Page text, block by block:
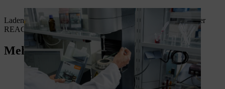
Laden Sie sich hier das Informationsdatenblatt zu Artikel 33 der
REACH Verordnung herunter:
Mehr STIHL Services